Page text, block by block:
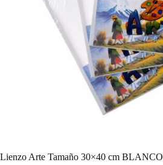
Lienzo Arte Tamaño 30×40 cm BLANCO